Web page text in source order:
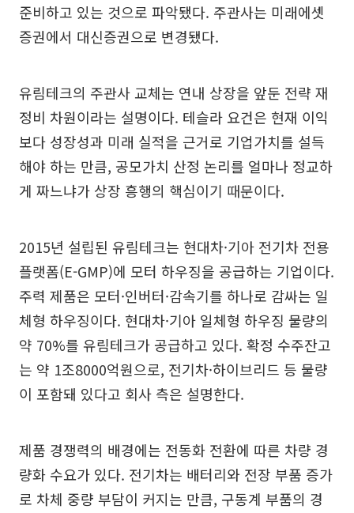
준비하고 있는 것으로 파악됐다. 주관사는 미래에셋
증권에서 대신증권으로 변경됐다.
유림테크의 주관사 교체는 연내 상장을 앞둔 전략 재
정비 차원이라는 설명이다. 테슬라 요건은 현재 이익
보다 성장성과 미래 실적을 근거로 기업가치를 설득
해야 하는 만큼, 공모가치 산정 논리를 얼마나 정교하
게 짜느냐가 상장 흥행의 핵심이기 때문이다.
2015년 설립된 유림테크는 현대차·기아 전기차 전용
플랫폼(E-GMP)에 모터 하우징을 공급하는 기업이다.
주력 제품은 모터·인버터·감속기를 하나로 감싸는 일
체형 하우징이다. 현대차·기아 일체형 하우징 물량의
약 70%를 유림테크가 공급하고 있다. 확정 수주잔고
는 약 1조8000억원으로, 전기차·하이브리드 등 물량
이 포함돼 있다고 회사 측은 설명한다.
제품 경쟁력의 배경에는 전동화 전환에 따른 차량 경
량화 수요가 있다. 전기차는 배터리와 전장 부품 증가
로 차체 중량 부담이 커지는 만큼, 구동계 부품의 경